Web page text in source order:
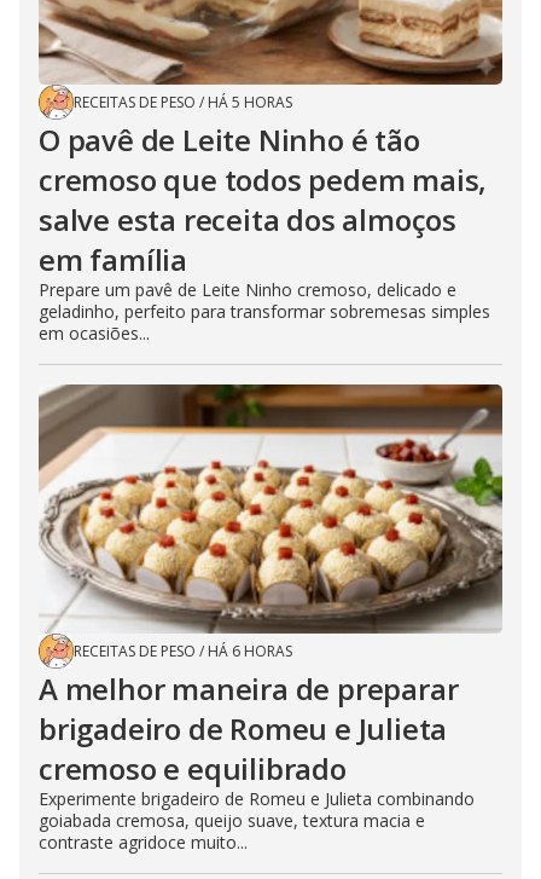
RECEITAS DE PESO / HÁ 5 HORAS
O pavê de Leite Ninho é tão
cremoso que todos pedem mais,
salve esta receita dos almoços
em família
Prepare um pavê de Leite Ninho cremoso, delicado e
geladinho, perfeito para transformar sobremesas simples
em ocasiões...
RECEITAS DE PESO / HÁ 6 HORAS
A melhor maneira de preparar
brigadeiro de Romeu e Julieta
cremoso e equilibrado
Experimente brigadeiro de Romeu e Julieta combinando
goiabada cremosa, queijo suave, textura macia e
contraste agridoce muito...